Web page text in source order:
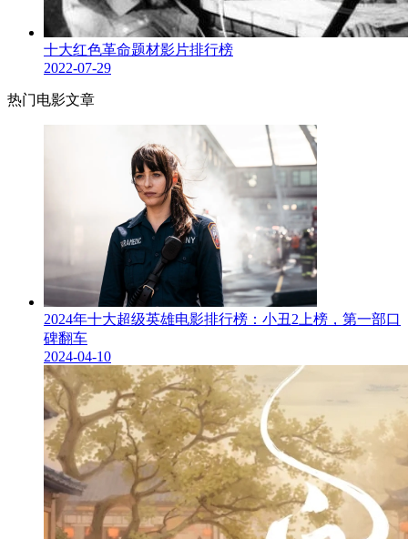
十大红色革命题材影片排行榜
2022-07-29
热门电影文章
2024年十大超级英雄电影排行榜：小丑2上榜，第一部口
碑翻车
2024-04-10